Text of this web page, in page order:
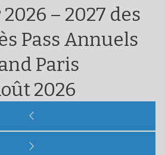
– 2027 des
Pass Annuels
Paris
2026